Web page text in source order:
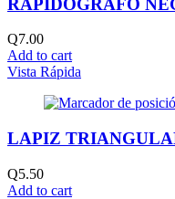
Q7.00
Add to cart
Vista Rápida
LAPIZ
Q5.50
Add to cart